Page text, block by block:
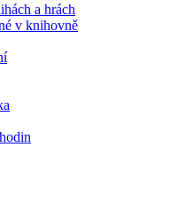
a hrách
v knihovně